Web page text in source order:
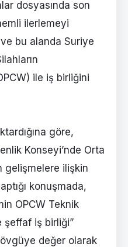
dosyasında son
ilerlemeyi
bu alanda Suriye
ile iş birliğini
göre,
Konseyi’nde Orta
gelişmelere ilişkin
konuşmada,
OPCW Teknik
şeffaf iş birliği”
değer olarak